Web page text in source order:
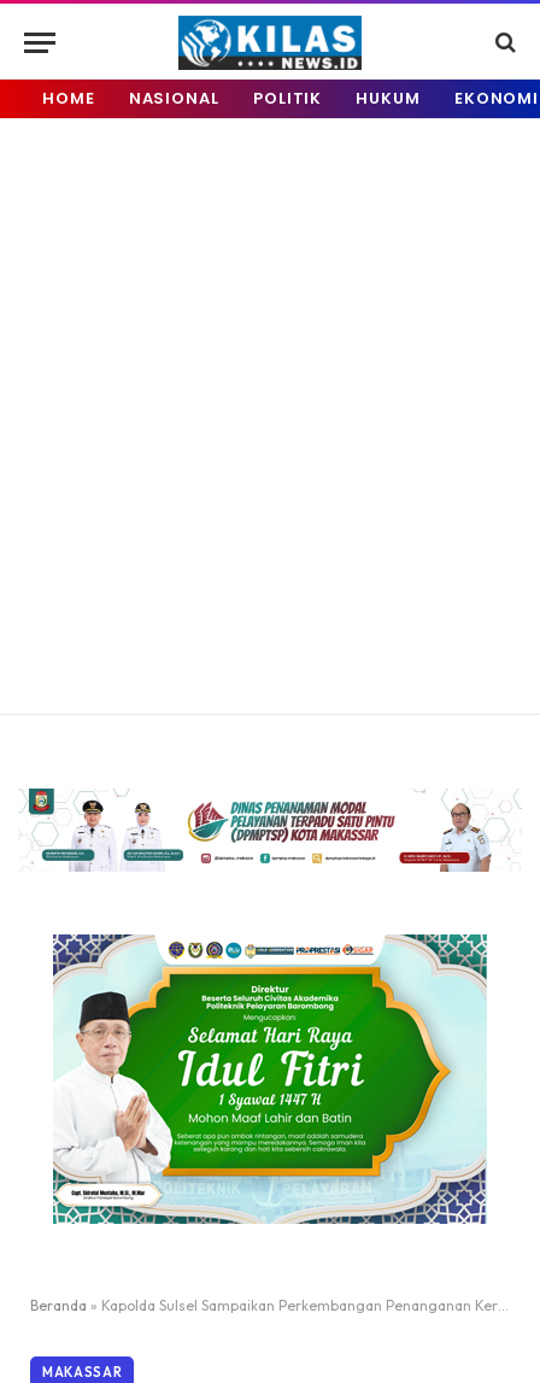
HOME NASIONAL POLITIK HUKUM EKONOMI
Beranda » Kapolda Sulsel Sampaikan Perkembangan Penanganan Kerusuhan Kelompok di Kecamatan Tallo
MAKASSAR